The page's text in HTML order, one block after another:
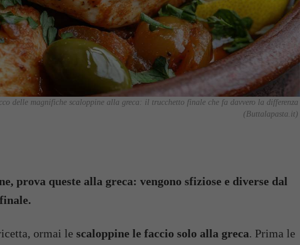
delle magnifiche scaloppine alla greca: il trucchetto finale che fa davvero la differenza
(Buttalapasta.it)
prova queste alla greca: vengono sfiziose e diverse dal
ormai le scaloppine le faccio solo alla greca. Prima le